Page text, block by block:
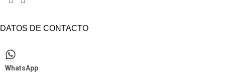
DATOS DE CONTACTO
WhatsApp